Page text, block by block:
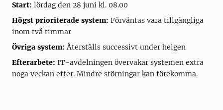
Start: lördag den 28 juni kl. 08.00
Högst prioriterade system: Förväntas vara tillgängliga
inom två timmar
Övriga system:Återställs successivt under helgen
Efterarbete: IT-avdelningen övervakar systemen extra
noga veckan efter. Mindre störningar kan förekomma.